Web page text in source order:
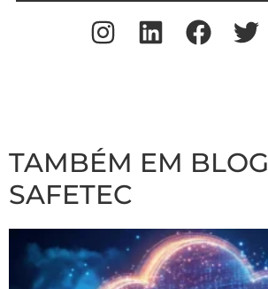
TAMBÉM EM BLOG
SAFETEC